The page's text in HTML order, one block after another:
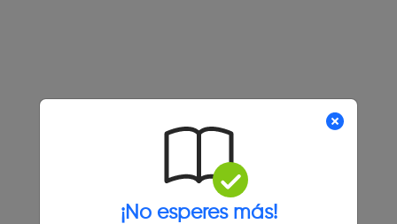
¡No esperes más!